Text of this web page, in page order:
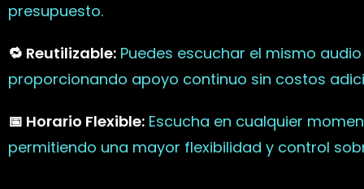
presupuesto.
🔁 Reutilizable: Puedes escuchar el mismo
proporcionando apoyo continuo sin costos
📅 Horario Flexible: Escucha en cualquier
permitiendo una mayor flexibilidad y control